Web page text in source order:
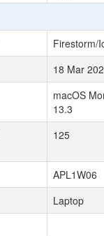
Firestorm/
18 Mar
macOS
13.3
125
APL1W06
Laptop